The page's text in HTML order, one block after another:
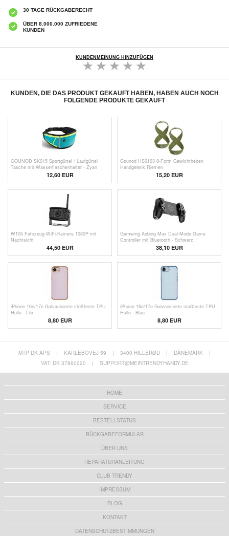
30 TAGE RÜCKGABERECHT
ÜBER 8.000.000 ZUFRIEDENE
KUNDEN
KUNDENMEINUNG HINZUFÜGEN
KUNDEN, DIE DAS PRODUKT GEKAUFT HABEN, HABEN AUCH NOCH
FOLGENDE PRODUKTE GEKAUFT
GOUNOD SK015 Sportgürtel / Laufgürtel
Tasche mit Wasserflaschenhalter - Zyan
12,60 EUR
Gounod HS0103 8-Form Gewichtheben
Handgelenk Riemen
15,20 EUR
W105 Fahrzeug-WiFi-Kamera 1080P mit
Nachtsicht
44,50 EUR
Gamwing Aobing Max Dual-Mode Game
Controller mit Bluetooth - Schwarz
38,10 EUR
iPhone 16e/17e Galvanisierte stoßfeste TPU
Hülle - Lila
8,80 EUR
iPhone 16e/17e Galvanisierte stoßfeste TPU
Hülle - Blau
8,80 EUR
MTP DK APS | KARLEBOVEJ 59 | 3400 HILLERØD | DÄNEMARK
|
VAT: DK 37860220
| SUPPORT@MEINTRENDYHANDY.DE
HOME
SERVICE
BESTELLSTATUS
RÜCKGABEFORMULAR
ÜBER UNS
REPARATURANLEITUNG
CLUB TRENDY
IMPRESSUM
BLOG
KONTAKT
DATENSCHUTZBESTIMMUNGEN